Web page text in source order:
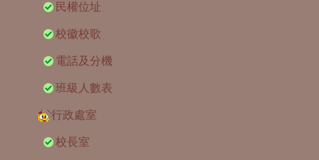
民權位址
校徽校歌
電話及分機
班級人數表
行政處室
校長室